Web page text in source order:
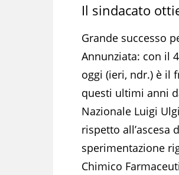
Il sindacato
Grande successo
Annunziata: con il
oggi (ieri, ndr.) è il
questi ultimi anni
Nazionale Luigi
rispetto all’ascesa
sperimentazione
Chimico